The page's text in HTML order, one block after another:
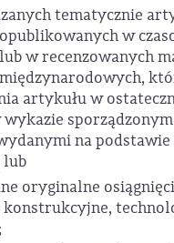
tematycznie
w
w recenzowanych
artykułu w
wykazie
na podstawie
lub
oryginalne